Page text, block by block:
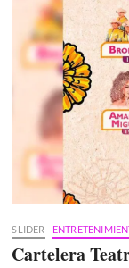
SLIDER
Cartelera